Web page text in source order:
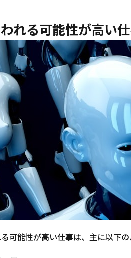
れる可能性が高い
可能性が高い仕事は、主に以下の